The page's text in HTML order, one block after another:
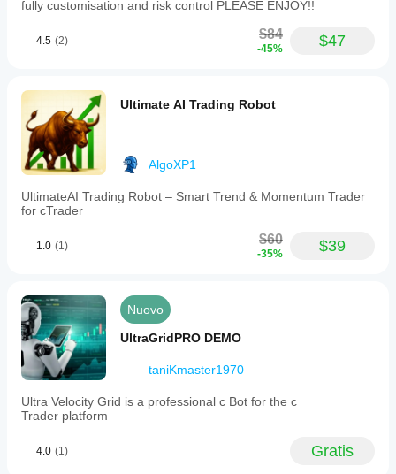
fully customisation and risk control PLEASE ENJOY!!
4.5 (2) $84
-45% $47
Ultimate AI Trading Robot
AlgoXP1
UltimateAI Trading Robot – Smart Trend & Momentum Trader
for cTrader
1.0 (1) $60
-35% $39
Nuovo
UltraGridPRO DEMO
taniKmaster1970
Ultra Velocity Grid is a professional c Bot for the c
Trader platform
4.0 (1) Gratis